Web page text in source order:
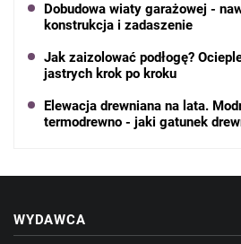
Dobudowa wiaty garażowej -
konstrukcja i zadaszenie
Jak zaizolować podłogę?
jastrych krok po kroku
Elewacja drewniana na lata.
termodrewno - jaki gatunek
WYDAWCA